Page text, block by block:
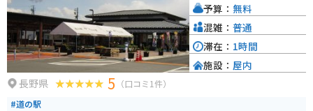
長野県 5 （口コミ1件）
#道の駅
予算： 無料
混雑： 普通
滞在： 1時間
施設： 屋内